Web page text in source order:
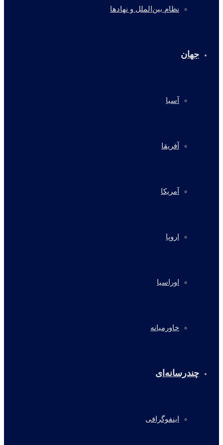
نظام بین‌الملل و نهادها
جهان
آسیا
آفریقا
آمریکا
اروپا
اوراسیا
خاورمیانه
چندرسانه‌ای
اینفوگرافی